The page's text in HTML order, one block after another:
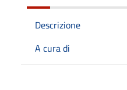
Descrizione
A cura di